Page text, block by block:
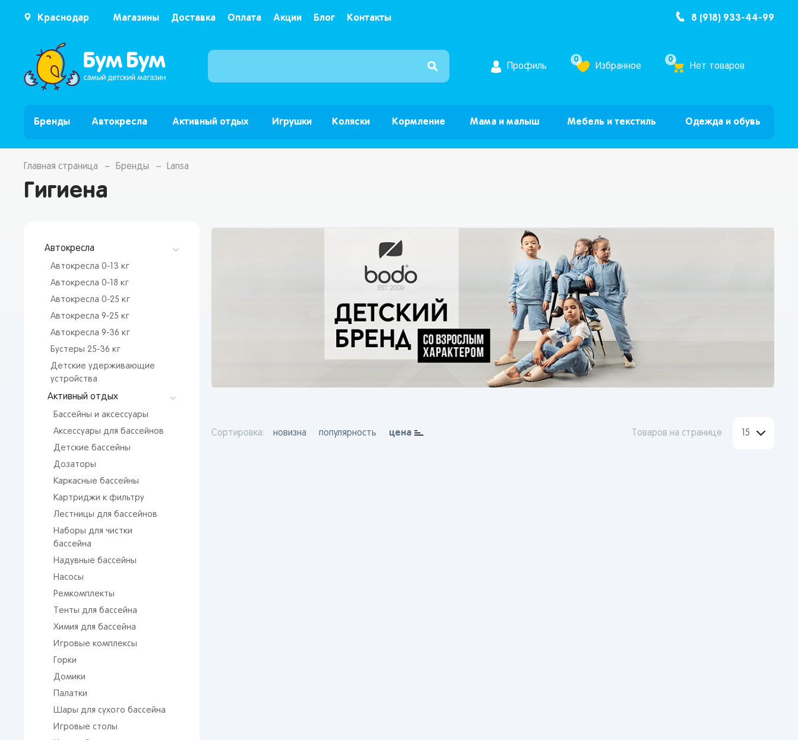
Краснодар Магазины Доставка Оплата Акции Блог Контакты 8 (918) 933-44-99
Интернет магазин детских товаров и игрушек ”Бум Бум”
Профиль
0
Избранное
0
Нет товаров
Бренды Автокресла Активный отдых Игрушки Коляски Кормление Мама и малыш Мебель и текстиль Одежда и обувь
Главная страница Бренды Lansa
Гигиена
Автокресла
Автокресла 0-13 кг
Автокресла 0-18 кг
Автокресла 0-25 кг
Автокресла 9-25 кг
Автокресла 9-36 кг
Бустеры 25-36 кг
Детские удерживающие
устройства
Активный отдых
Бассейны и аксессуары
Аксессуары для бассейнов
Детские бассейны
Дозаторы
Каркасные бассейны
Картриджи к фильтру
Лестницы для бассейнов
Наборы для чистки
бассейна
Надувные бассейны
Насосы
Ремкомплекты
Тенты для бассейна
Химия для бассейна
Игровые комплексы
Горки
Домики
Палатки
Шары для сухого бассейна
Игровые столы
Сортировка: новизна популярность цена Товаров на странице 15